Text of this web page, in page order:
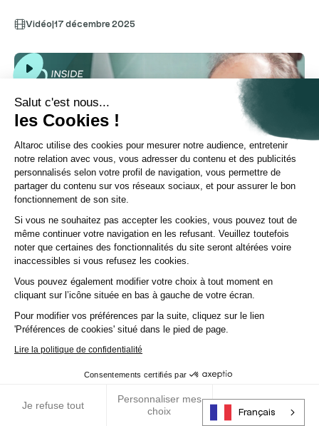
Salut c'est nous...
les Cookies !
Altaroc utilise des cookies pour mesurer notre audience, entretenir
notre relation avec vous, vous adresser du contenu et des publicités
personnalisés selon votre profil de navigation, vous permettre de
partager du contenu sur vos réseaux sociaux, et pour assurer le bon
fonctionnement de son site.
Si vous ne souhaitez pas accepter les cookies, vous pouvez tout de
même continuer votre navigation en les refusant. Veuillez toutefois
noter que certaines des fonctionnalités du site seront altérées voire
inaccessibles si vous refusez les cookies.
Vous pouvez également modifier votre choix à tout moment en
cliquant sur l’icône située en bas à gauche de votre écran.
Pour modifier vos préférences par la suite, cliquez sur le lien
'Préférences de cookies' situé dans le pied de page.
Lire la politique de confidentialité
Consentements certifiés par
Je refuse tout
Personnaliser mes
choix
J’accepte tout
RGPD
Vidéo 17 décembre 2025
Décrypter les tendances
Inside Private Equity - Emission du 26 novembre 2025
Inside Private Equity avec Olivier Farouz, Briac Houtteville et
Frédéric Stolar notamment
Vidéo|29 octobre 2025
Français